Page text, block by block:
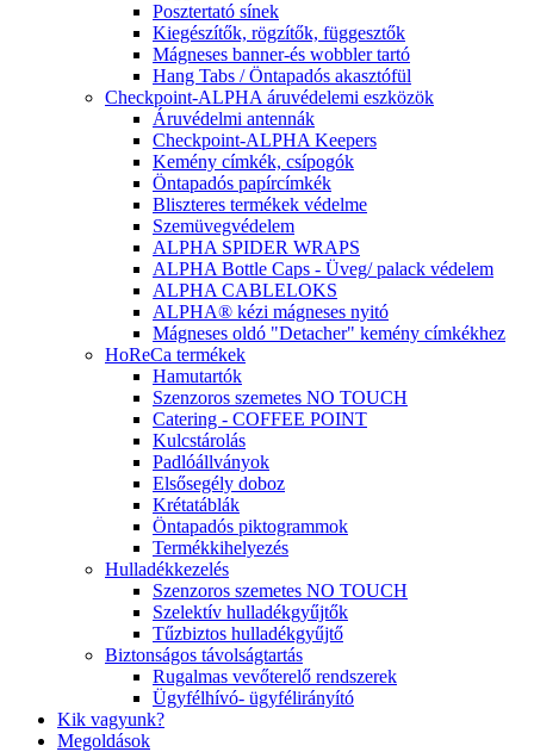
Posztertató sínek
Kiegészítők, rögzítők, függesztők
Mágneses banner-és wobbler tartó
Hang Tabs / Öntapadós akasztófül
Checkpoint-ALPHA áruvédelemi eszközök
Áruvédelmi antennák
Checkpoint-ALPHA Keepers
Kemény címkék, csípogók
Öntapadós papírcímkék
Bliszteres termékek védelme
Szemüvegvédelem
ALPHA SPIDER WRAPS
ALPHA Bottle Caps - Üveg/ palack védelem
ALPHA CABLELOKS
ALPHA® kézi mágneses nyitó
Mágneses oldó "Detacher" kemény címkékhez
HoReCa termékek
Hamutartók
Szenzoros szemetes NO TOUCH
Catering - COFFEE POINT
Kulcstárolás
Padlóállványok
Elsősegély doboz
Krétatáblák
Öntapadós piktogrammok
Termékkihelyezés
Hulladékkezelés
Szenzoros szemetes NO TOUCH
Szelektív hulladékgyűjtők
Tűzbiztos hulladékgyűjtő
Biztonságos távolságtartás
Rugalmas vevőterelő rendszerek
Ügyfélhívó- ügyfélirányító
Kik vagyunk?
Megoldások